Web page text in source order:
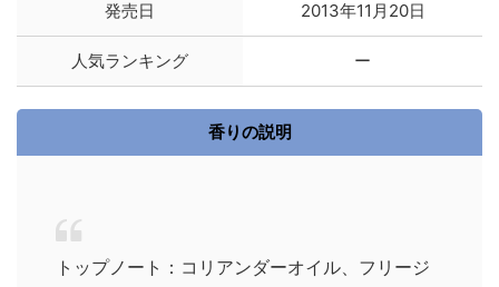
発売日 2013年11月20日
人気ランキング ー
香りの説明
トップノート：コリアンダーオイル、フリージ